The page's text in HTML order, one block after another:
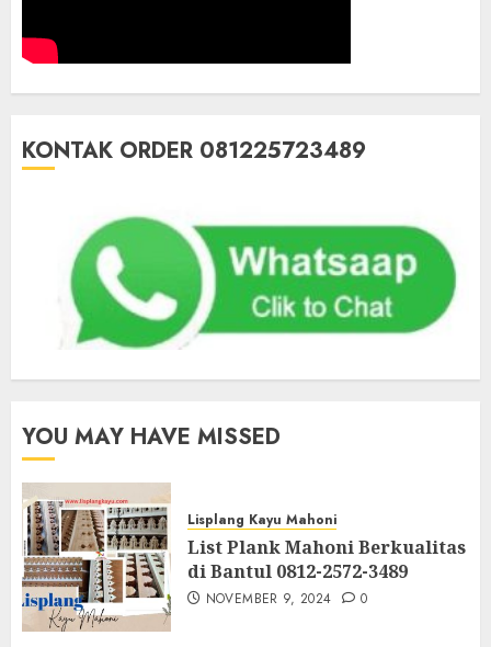
KONTAK ORDER 081225723489
YOU MAY HAVE MISSED
Lisplang Kayu Mahoni
List Plank Mahoni Berkualitas
di Bantul 0812-2572-3489
NOVEMBER 9, 2024 0